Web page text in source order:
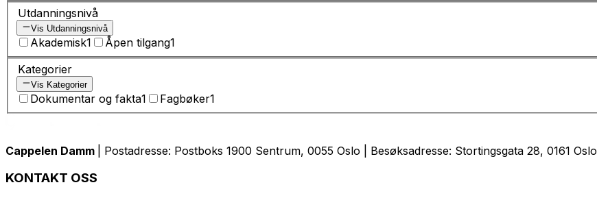
Utdanningsnivå
Vis Utdanningsnivå
Akademisk1 Åpen tilgang1
Kategorier
Vis Kategorier
Dokumentar og fakta1 Fagbøker1
Cappelen Damm | Postadresse: Postboks 1900 Sentrum, 0055 Oslo | Besøksadresse: Stortingsgata 28, 0161 Oslo
KONTAKT OSS